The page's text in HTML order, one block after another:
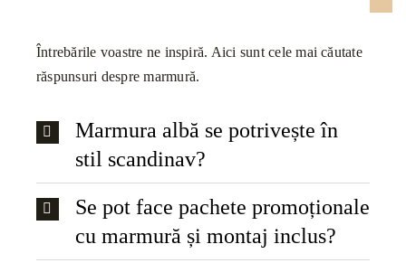
Întrebările voastre ne inspiră. Aici sunt cele mai căutate
răspunsuri despre marmură.
Marmura albă se potrivește în
stil scandinav?
Se pot face pachete promoționale
cu marmură și montaj inclus?